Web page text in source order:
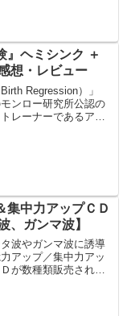
』ヘミシンク ＋
想・レビュー
Regression）」
ンロー研究所公認の
レーナーであるアク
集中力アップＣＤ
、ガンマ波】
波やガンマ波に誘導
アップ／集中力アッ
が数種類販売されて